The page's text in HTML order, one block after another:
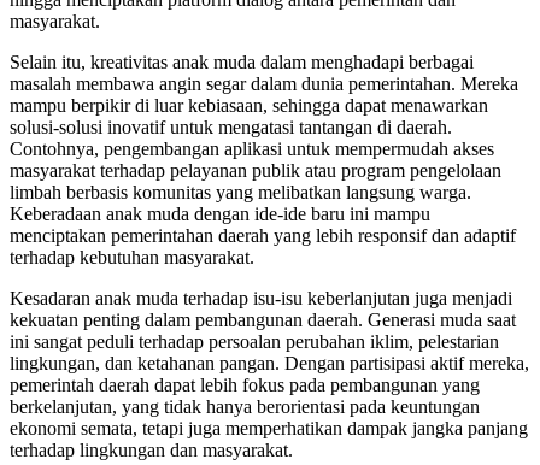
masyarakat.
Selain itu, kreativitas anak muda dalam menghadapi berbagai
masalah membawa angin segar dalam dunia pemerintahan. Mereka
mampu berpikir di luar kebiasaan, sehingga dapat menawarkan
solusi-solusi inovatif untuk mengatasi tantangan di daerah.
Contohnya, pengembangan aplikasi untuk mempermudah akses
masyarakat terhadap pelayanan publik atau program pengelolaan
limbah berbasis komunitas yang melibatkan langsung warga.
Keberadaan anak muda dengan ide-ide baru ini mampu
menciptakan pemerintahan daerah yang lebih responsif dan adaptif
terhadap kebutuhan masyarakat.
Kesadaran anak muda terhadap isu-isu keberlanjutan juga menjadi
kekuatan penting dalam pembangunan daerah. Generasi muda saat
ini sangat peduli terhadap persoalan perubahan iklim, pelestarian
lingkungan, dan ketahanan pangan. Dengan partisipasi aktif mereka,
pemerintah daerah dapat lebih fokus pada pembangunan yang
berkelanjutan, yang tidak hanya berorientasi pada keuntungan
ekonomi semata, tetapi juga memperhatikan dampak jangka panjang
terhadap lingkungan dan masyarakat.